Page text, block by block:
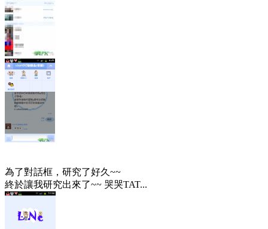
為了對話框，研究了好久~~
終於讓我研究出來了~~ 哭哭TAT...